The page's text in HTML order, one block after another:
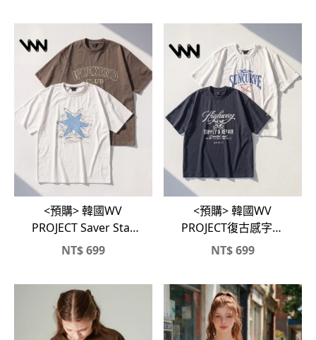
<預購> 韓國WV
PROJECT Saver Star
貼布印花&復古刺繡字
NT$699
<預購> 韓國WV
PROJECT復古感字體
&SUNCURVE⭐️純棉
NT$699